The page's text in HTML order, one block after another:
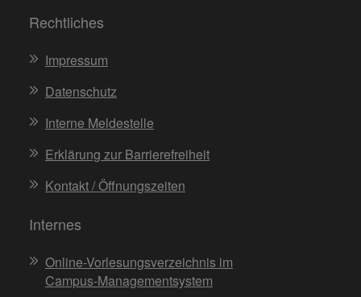
Rechtliches
Impressum
Datenschutz
Interne Meldestelle
Erklärung zur Barrierefreiheit
Kontakt / Öffnungszeiten
Internes
Online-Vorlesungsverzeichnis im
Campus-Managementsystem